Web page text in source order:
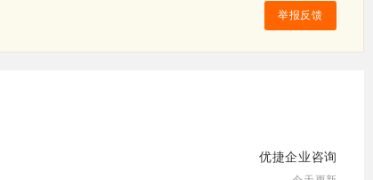
举报反馈
优捷企业咨询